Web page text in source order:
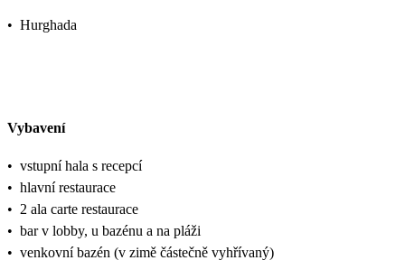
• Hurghada
Vybavení
• vstupní hala s recepcí
• hlavní restaurace
• 2 ala carte restaurace
• bar v lobby, u bazénu a na pláži
• venkovní bazén (v zimě částečně vyhřívaný)